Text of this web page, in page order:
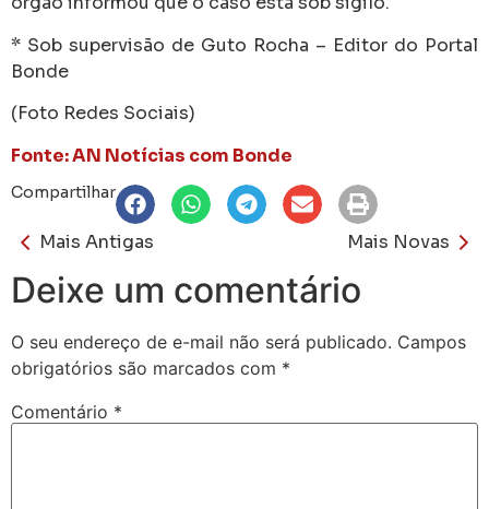
* Sob supervisão de Guto Rocha – Editor do Portal
Bonde
(Foto Redes Sociais)
Fonte: AN Notícias com Bonde
Compartilhar
Mais Antigas Mais Novas
Deixe um comentário
O seu endereço de e-mail não será publicado. Campos
obrigatórios são marcados com *
Comentário *